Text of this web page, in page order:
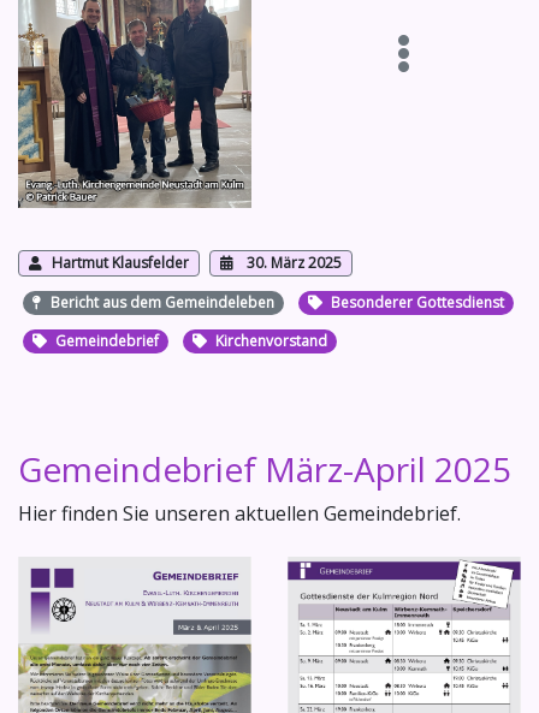
Hartmut Klausfelder
30. März 2025
Bericht aus dem Gemeindeleben
Besonderer Gottesdienst
Gemeindebrief
Kirchenvorstand
Gemeindebrief März-April 2025
Hier finden Sie unseren aktuellen Gemeindebrief.